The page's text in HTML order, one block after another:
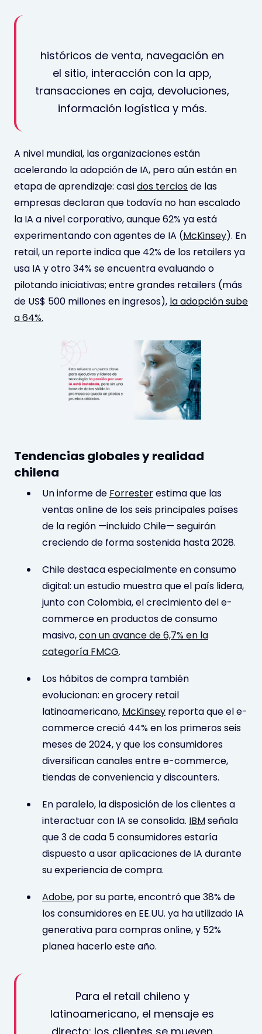
históricos de venta, navegación en
el sitio, interacción con la app,
transacciones en caja, devoluciones,
información logística y más.
A nivel mundial, las organizaciones están
acelerando la adopción de IA, pero aún están en
etapa de aprendizaje: casidos terciosde las
empresas declaran que todavía no han escalado
la IA a nivel corporativo, aunque 62% ya está
experimentando con agentes de IA (McKinsey). En
retail, un reporte indica que 42% de los retailers ya
usa IA y otro 34% se encuentra evaluando o
pilotando iniciativas; entre grandes retailers (más
de US$ 500 millones en ingresos), la adopción sube
a 64%.
Tendencias globales y realidad
chilena
Un informe de Forresterestima que las
ventas online de los seis principales países
de la región —incluido Chile— seguirán
creciendo de forma sostenida hasta 2028.
Chile destaca especialmente en consumo
digital: un estudio muestra que el país lidera,
junto con Colombia, el crecimiento del e-
commerce en productos de consumo
masivo,con un avance de 6,7% en la
categoría FMCG.
Los hábitos de compra también
evolucionan: en grocery retail
latinoamericano, McKinsey reporta que el e-
commerce creció 44% en los primeros seis
meses de 2024, y que los consumidores
diversifican canales entre e-commerce,
tiendas de conveniencia y discounters.
En paralelo, la disposición de los clientes a
interactuar con IA se consolida. IBMseñala
que 3 de cada 5 consumidores estaría
dispuesto a usar aplicaciones de IA durante
su experiencia de compra.
Adobe, por su parte, encontró que 38% de
los consumidores en EE.UU. ya ha utilizado IA
generativa para compras online, y 52%
planea hacerlo este año.
Para el retail chileno y
latinoamericano, el mensaje es